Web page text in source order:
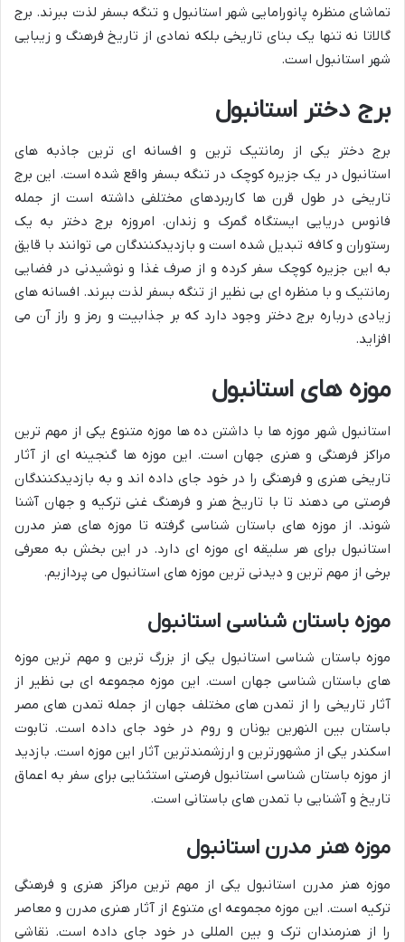
تماشای منظره پانورامایی شهر استانبول و تنگه بسفر لذت ببرند. برج
گالاتا نه تنها یک بنای تاریخی بلکه نمادی از تاریخ فرهنگ و زیبایی
شهر استانبول است.
برج دختر استانبول
برج دختر یکی از رمانتیک ترین و افسانه ای ترین جاذبه های
استانبول در یک جزیره کوچک در تنگه بسفر واقع شده است. این برج
تاریخی در طول قرن ها کاربردهای مختلفی داشته است از جمله
فانوس دریایی ایستگاه گمرک و زندان. امروزه برج دختر به یک
رستوران و کافه تبدیل شده است و بازدیدکنندگان می توانند با قایق
به این جزیره کوچک سفر کرده و از صرف غذا و نوشیدنی در فضایی
رمانتیک و با منظره ای بی نظیر از تنگه بسفر لذت ببرند. افسانه های
زیادی درباره برج دختر وجود دارد که بر جذابیت و رمز و راز آن می
افزاید.
موزه های استانبول
استانبول شهر موزه ها با داشتن ده ها موزه متنوع یکی از مهم ترین
مراکز فرهنگی و هنری جهان است. این موزه ها گنجینه ای از آثار
تاریخی هنری و فرهنگی را در خود جای داده اند و به بازدیدکنندگان
فرصتی می دهند تا با تاریخ هنر و فرهنگ غنی ترکیه و جهان آشنا
شوند. از موزه های باستان شناسی گرفته تا موزه های هنر مدرن
استانبول برای هر سلیقه ای موزه ای دارد. در این بخش به معرفی
برخی از مهم ترین و دیدنی ترین موزه های استانبول می پردازیم.
موزه باستان شناسی استانبول
موزه باستان شناسی استانبول یکی از بزرگ ترین و مهم ترین موزه
های باستان شناسی جهان است. این موزه مجموعه ای بی نظیر از
آثار تاریخی را از تمدن های مختلف جهان از جمله تمدن های مصر
باستان بین النهرین یونان و روم در خود جای داده است. تابوت
اسکندر یکی از مشهورترین و ارزشمندترین آثار این موزه است. بازدید
از موزه باستان شناسی استانبول فرصتی استثنایی برای سفر به اعماق
تاریخ و آشنایی با تمدن های باستانی است.
موزه هنر مدرن استانبول
موزه هنر مدرن استانبول یکی از مهم ترین مراکز هنری و فرهنگی
ترکیه است. این موزه مجموعه ای متنوع از آثار هنری مدرن و معاصر
را از هنرمندان ترک و بین المللی در خود جای داده است. نقاشی